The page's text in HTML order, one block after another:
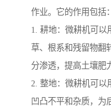
作业。它的作用包括：
1. 耕地：微耕机可以
草、根系和残留物翻
分渗透，提高土壤肥
2. 整地：微耕机可以
凹凸不平和杂质，为